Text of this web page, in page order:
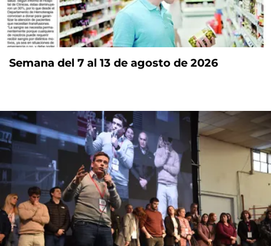
Semana del 7 al 13 de agosto de 2026